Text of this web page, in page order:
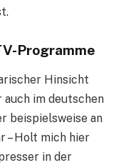
Programme
Hinsicht
im deutschen
beispielsweise an
– Holt mich hier
in der